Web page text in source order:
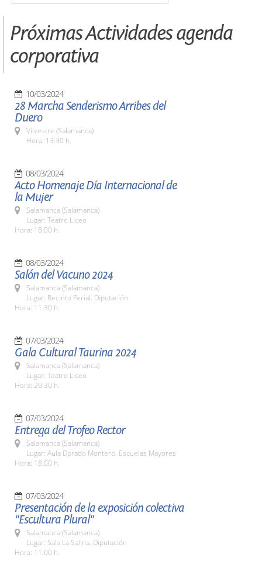
Próximas Actividades agenda
corporativa
10/03/2024
28 Marcha Senderismo Arribes del
Duero
Vilvestre (Salamanca)
Hora: 13:30 h.
08/03/2024
Acto Homenaje Día Internacional de
la Mujer
Salamanca (Salamanca)
Lugar: Teatro Liceo
Hora: 18:00 h.
08/03/2024
Salón del Vacuno 2024
Salamanca (Salamanca)
Lugar: Recinto Ferial. Diputación
Hora: 11:30 h.
07/03/2024
Gala Cultural Taurina 2024
Salamanca (Salamanca)
Lugar: Teatro Liceo
Hora: 20:30 h.
07/03/2024
Entrega del Trofeo Rector
Salamanca (Salamanca)
Lugar: Aula Dorado Montero. Escuelas Mayores
Hora: 18:00 h.
07/03/2024
Presentación de la exposición colectiva
"Escultura Plural"
Salamanca (Salamanca)
Lugar: Sala La Salina. Diputación
Hora: 11:00 h.